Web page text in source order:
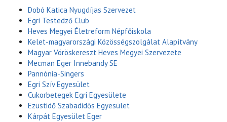
Dobó Katica Nyugdíjas Szervezet
Egri Testedző Club
Heves Megyei Életreform Népfőiskola
Kelet-magyarországi Közösségszolgálat Alapítvány
Magyar Vöröskereszt Heves Megyei Szervezete
Mecman Eger Innebandy SE
Pannónia-Singers
Egri Szív Egyesület
Cukorbetegek Egri Egyesülete
Ezüstidő Szabadidős Egyesület
Kárpát Egyesület Eger